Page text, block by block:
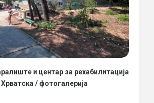
и центар за рехабилитација
/ фотогалерија